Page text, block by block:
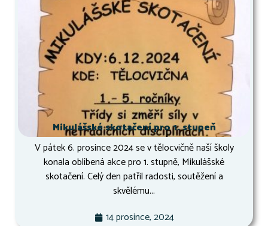
Mikulášské skotačení pro 1. stupeň
V pátek 6. prosince 2024 se v tělocvičně naší školy
konala oblíbená akce pro 1. stupně, Mikulášské
skotačení. Celý den patřil radosti, soutěžení a
skvělému...
14 prosince, 2024